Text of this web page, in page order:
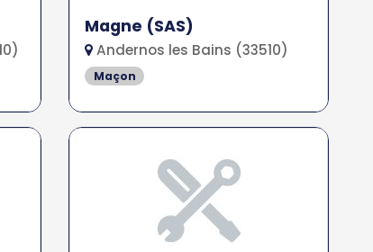
Magne (SAS)
Andernos les Bains (33510)
Maçon